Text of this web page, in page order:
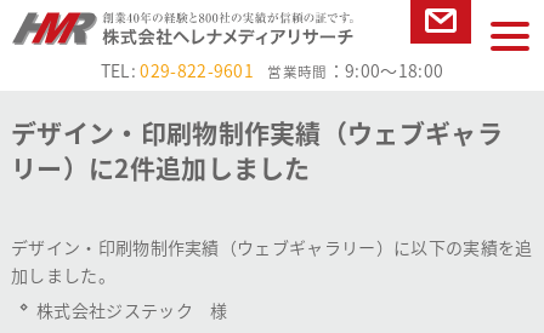
本文へ
わせ
TEL:029-822-9601 営業時間 ：9:00～18:00
デザイン・印刷物制作実績（ウェブギャラ
リー）に2件追加しました
デザイン・印刷物制作実績（ウェブギャラリー）に以下の実績を追
加しました。
株式会社ジステック 様